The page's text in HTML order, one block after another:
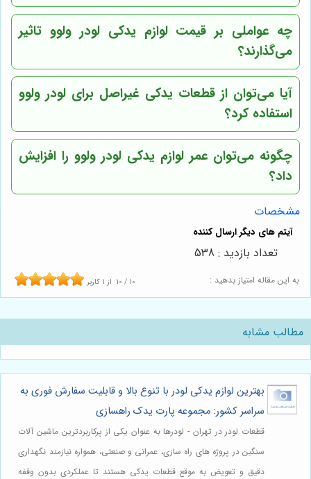
چه عواملی بر قیمت لوازم یدکی لودر ولوو تاثیر
می‌گذارند؟
آیا می‌توان از قطعات یدکی غیراصل برای لودر ولوو
استفاده کرد؟
چگونه می‌توان عمر لوازم یدکی لودر ولوو را افزایش
داد؟
مشخصات
به این مقاله امتیاز بدهید : 10 / 10 از 1 کاربر
تعداد بازدید : 538
مطالب مشابه
بهترین لوازم یدکی لودر با تنوع بالا و قابلیت سفارش فوری به
سراسر کشور: مجموعه پارت یدک راهسازی
قطعات لودر در تهران - لودرها به عنوان یکی از پرکاربردترین ماشین آلات
سنگین در پروژه های راه سازی، عمرانی و صنعتی، همواره نیازمند نگهداری
دقیق و تعویض به موقع قطعات یدکی هستند تا عملکردی بدون وقفه